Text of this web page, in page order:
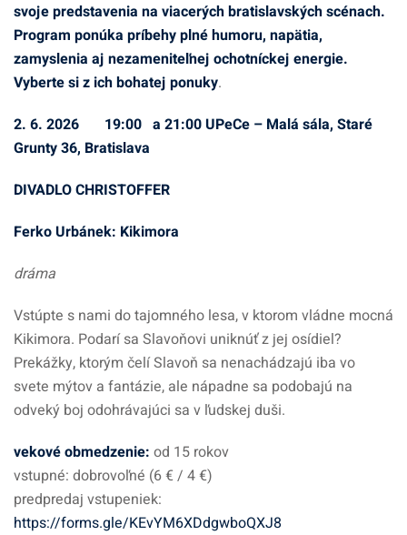
svoje predstavenia na viacerých bratislavských scénach.
Program ponúka príbehy plné humoru, napätia,
zamyslenia aj nezameniteľnej ochotníckej energie.
Vyberte si z ich bohatej ponuky.
2. 6. 2026 19:00 a 21:00 UPeCe – Malá sála, Staré
Grunty 36, Bratislava
DIVADLO CHRISTOFFER
Ferko Urbánek: Kikimora
dráma
Vstúpte s nami do tajomného lesa, v ktorom vládne mocná
Kikimora. Podarí sa Slavoňovi uniknúť z jej osídiel?
Prekážky, ktorým čelí Slavoň sa nenachádzajú iba vo
svete mýtov a fantázie, ale nápadne sa podobajú na
odveký boj odohrávajúci sa v ľudskej duši.
vekové obmedzenie: od 15 rokov
vstupné: dobrovoľné (6 € / 4 €)
predpredaj vstupeniek:
https://forms.gle/KEvYM6XDdgwboQXJ8